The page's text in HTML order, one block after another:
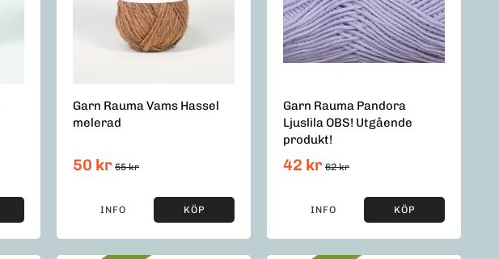
Garn Rauma Vams Hassel
melerad
50 kr 55 kr
INFO KÖP
Garn Rauma Pandora
Ljuslila OBS! Utgående
produkt!
42 kr 62 kr
INFO KÖP